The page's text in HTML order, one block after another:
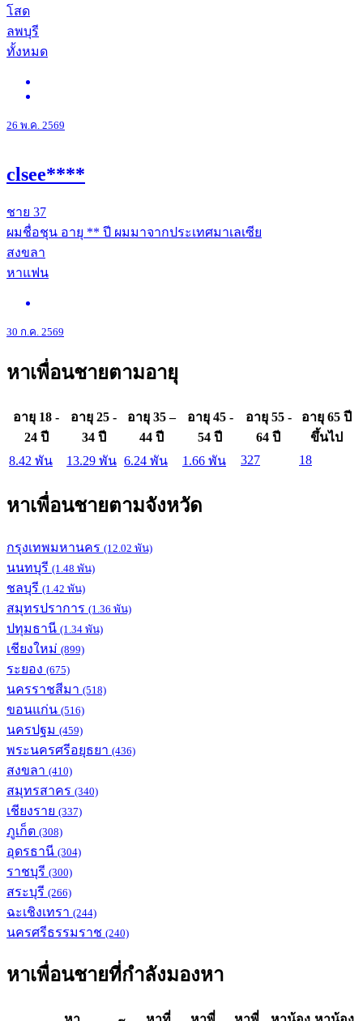
โสด
ลพบุรี
ทั้งหมด
26 พ.ค. 2569
clsee****
ชาย 37
ผมชื่อชุน อายุ ** ปี ผมมาจากประเทศมาเลเซีย
สงขลา
หาแฟน
30 ก.ค. 2569
หาเพื่อนชายตามอายุ
อายุ 18 -
24 ปี
อายุ 25 -
34 ปี
อายุ 35 –
44 ปี
อายุ 45 -
54 ปี
อายุ 55 -
64 ปี
อายุ 65 ปี
ขึ้นไป
8.42 พัน
13.29 พัน 6.24 พัน 1.66 พัน 327 18
หาเพื่อนชายตามจังหวัด
กรุงเทพมหานคร (12.02 พัน)
นนทบุรี (1.48 พัน)
ชลบุรี (1.42 พัน)
สมุทรปราการ (1.36 พัน)
ปทุมธานี (1.34 พัน)
เชียงใหม่ (899)
ระยอง (675)
นครราชสีมา (518)
ขอนแก่น (516)
นครปฐม (459)
พระนครศรีอยุธยา (436)
สงขลา (410)
สมุทรสาคร (340)
เชียงราย (337)
ภูเก็ต (308)
อุดรธานี (304)
ราชบุรี (300)
สระบุรี (266)
ฉะเชิงเทรา (244)
นครศรีธรรมราช (240)
หาเพื่อนชายที่กำลังมองหา